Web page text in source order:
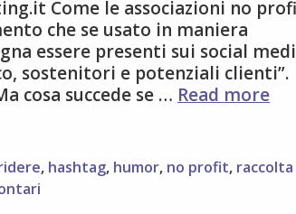
Come le associazioni no
che se usato in maniera
essere presenti sui social
sostenitori e potenziali clienti”.
cosa succede se … Read more9
la
, hashtag, humor, no profit, raccolta